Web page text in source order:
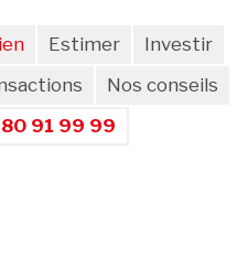
Estimer
Investir
Nos conseils
91 99 99